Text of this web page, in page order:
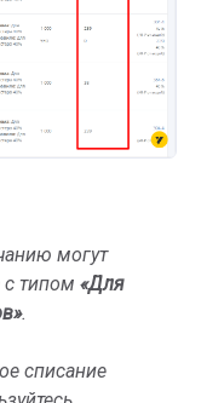
могут
с типом «Для
.
списание